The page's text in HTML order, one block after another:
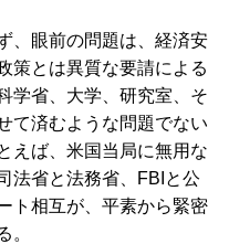
、眼前の問題は、経済安
策とは異質な要請による
学省、大学、研究室、そ
て済むような問題でない
えば、米国当局に無用な
法省と法務省、FBIと公
ト相互が、平素から緊密
。